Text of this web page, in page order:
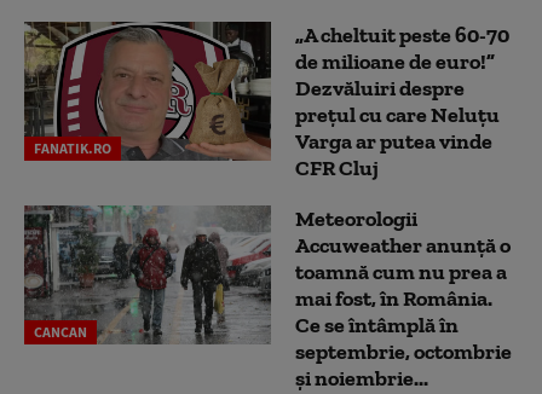
FANATIK.RO
„A cheltuit peste 60-70
de milioane de euro!”
Dezvăluiri despre
prețul cu care Neluțu
Varga ar putea vinde
CFR Cluj
CANCAN
Meteorologii
Accuweather anunță o
toamnă cum nu prea a
mai fost, în România.
Ce se întâmplă în
septembrie, octombrie
și noiembrie...